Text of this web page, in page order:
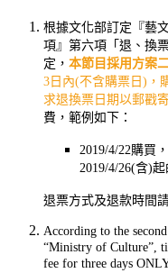
根據文化部訂定『藝
項』第六項「退、換
定， 本節目採用方案
3日內(不含購票日)，
求退換票日期以郵戳
費，範例如下：
2019/4/22購買
2019/4/26(含)
退票方式及退款時間
According to the
“Ministry of Culture”,
fee for three days